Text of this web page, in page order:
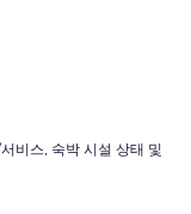
비스, 숙박 시설 상태 및